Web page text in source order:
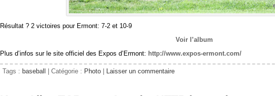
Résultat ? 2 victoires pour Ermont: 7-2 et 10-9
Voir l’album
Plus d’infos sur le site officiel des Expos d’Ermont: http://www.expos-ermont.com/
Tags : baseball | Catégorie : Photo Laisser un commentaire